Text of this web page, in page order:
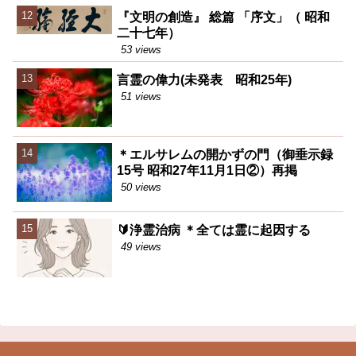
『文明の創造』 総篇 「序文」（ 昭和
二十七年）
53 views
言霊の偉力(未発表 昭和25年)
51 views
＊エルサレムの開かずの門（御垂示録
15号 昭和27年11月1日②）再掲
50 views
🔰浄霊治病 ＊全ては霊に起因する
49 views